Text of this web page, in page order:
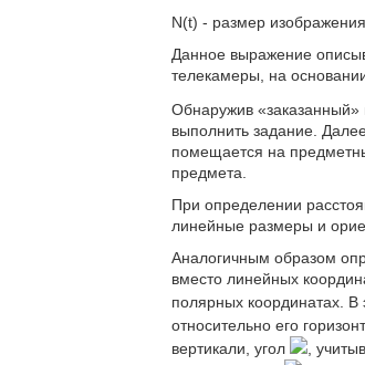
N(t) - размер
Данное выражение
телекамеры, на
Обнаружив «заказанный»
выполнить задание.
помещается на
предмета.
При определении
линейные размеры и
Аналогичным образом
вместо линейных
полярных координатах. В
относительно его
вертикали, угол
,